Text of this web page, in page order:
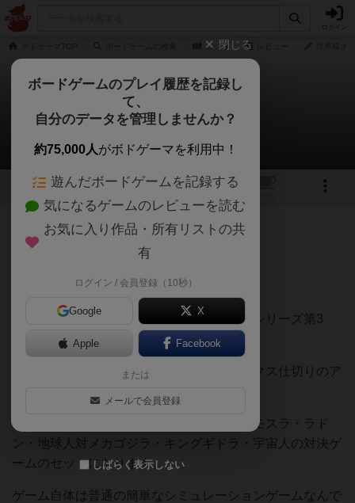
ゴジラ
ゴジラ
境界線さんのレビュー
2 1
245名 0名 0 2年弱前
コンピュータ？
バンダイ社のコンピュータ・ウォーゲームシリーズ第3
コンピュータと言うにはおこがましい、へクス仕切りのア
自衛隊対ゴジラのソロプレイと、ゴジラ・モスラ・ラド
ン・地球人対メカゴジラ・キングギドラ・宇宙人の対決ゲ
ームのセットになります。
ゲーム自体は普通の簡単なシミュレーションゲームなんで
閉じる
ボードゲームのプレイ履歴を記録し
て、
自分のデータを管理しませんか？
約75,000人がボドゲーマを利用中！
遊んだボードゲームを記録する
気になるゲームのレビューを読む
お気に入り作品・所有リストの共
有
ログイン / 会員登録（10秒）
Google X
Apple Facebook
または
メールで会員登録
しばらく表示しない